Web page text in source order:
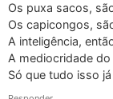
Os puxa sacos,
Os capicongos,
A inteligência,
A mediocridade do
Só que tudo isso